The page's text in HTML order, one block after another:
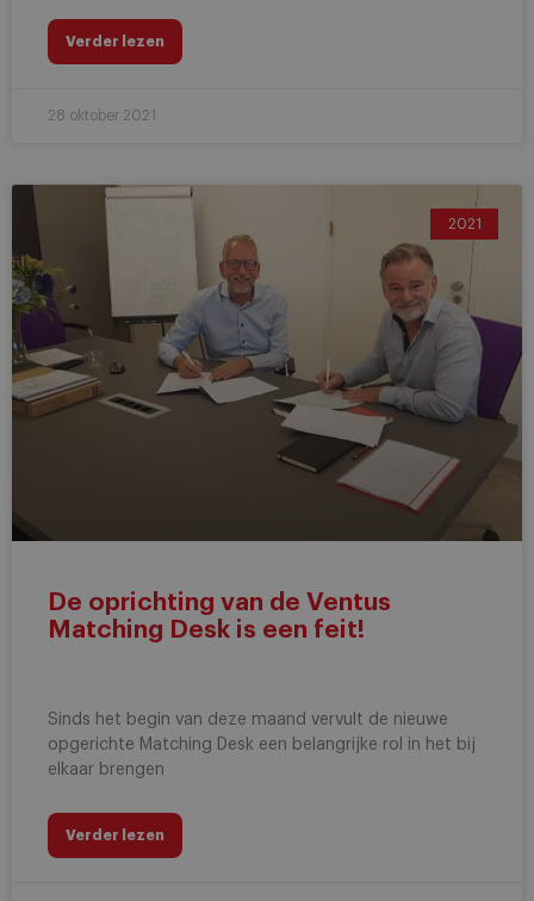
Verder lezen
28 oktober 2021
2021
De oprichting van de Ventus
Matching Desk is een feit!
Sinds het begin van deze maand vervult de nieuwe
opgerichte Matching Desk een belangrijke rol in het bij
elkaar brengen
Verder lezen